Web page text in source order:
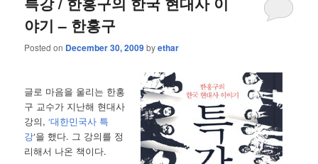
야기 – 한홍구
Posted on December 30, 2009byethar
글로 마음을 울리는 한홍
구 교수가 지난해 현대사
강의,‘대한민국사 특
강‘을 했다. 그 강의를 정
리해서 나온 책이다.